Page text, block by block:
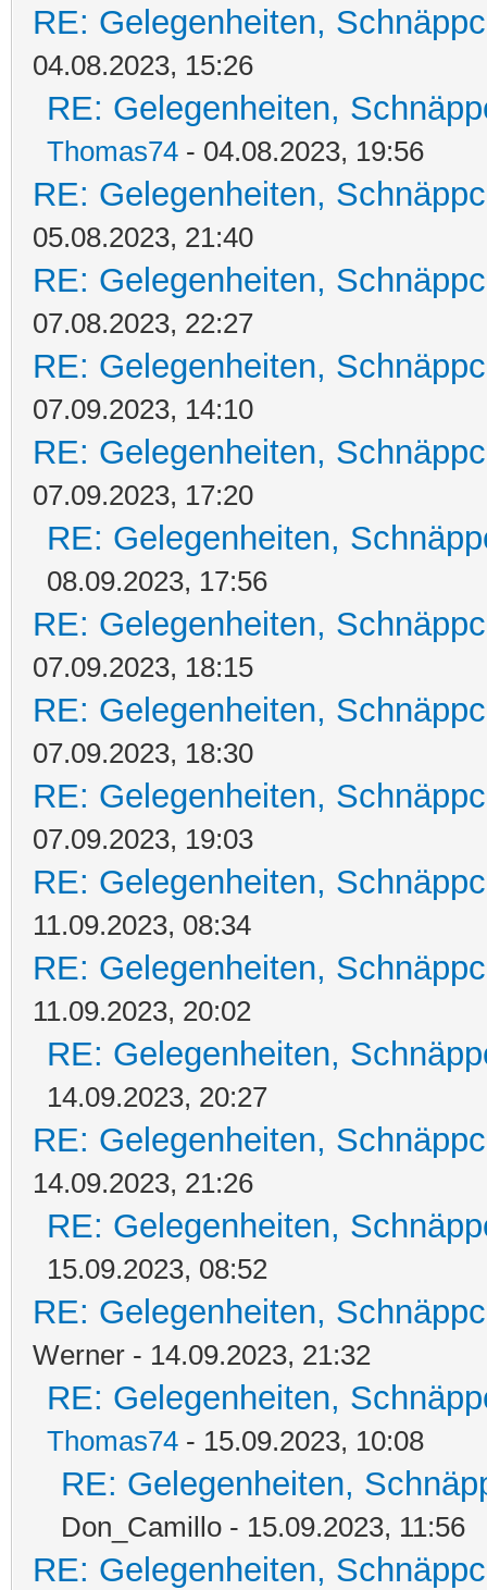
RE: Gelegenheiten,
04.08.2023, 15:26
RE: Gelegenheiten,
Thomas74 - 04.08.2023, 19:56
RE: Gelegenheiten,
05.08.2023, 21:40
RE: Gelegenheiten,
07.08.2023, 22:27
RE: Gelegenheiten,
07.09.2023, 14:10
RE: Gelegenheiten,
07.09.2023, 17:20
RE: Gelegenheiten,
08.09.2023, 17:56
RE: Gelegenheiten,
07.09.2023, 18:15
RE: Gelegenheiten,
07.09.2023, 18:30
RE: Gelegenheiten,
07.09.2023, 19:03
RE: Gelegenheiten,
11.09.2023, 08:34
RE: Gelegenheiten,
11.09.2023, 20:02
RE: Gelegenheiten,
14.09.2023, 20:27
RE: Gelegenheiten,
14.09.2023, 21:26
RE: Gelegenheiten,
15.09.2023, 08:52
RE: Gelegenheiten,
Werner - 14.09.2023, 21:32
RE: Gelegenheiten,
Thomas74 - 15.09.2023, 10:08
RE: Gelegenheiten,
Don_Camillo - 15.09.2023, 11:56
RE: Gelegenheiten,